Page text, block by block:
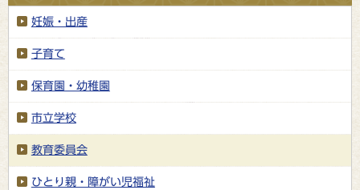
妊娠・出産
子育て
保育園・幼稚園
市立学校
教育委員会
ひとり親・障がい児福祉